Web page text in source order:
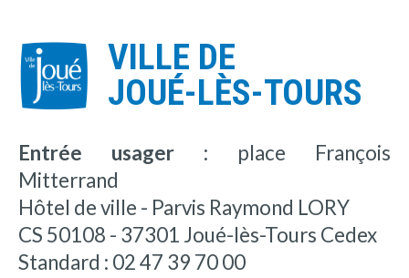
VILLE DE
JOUÉ-LÈS-TOURS
Entrée usager : place François
Mitterrand
Hôtel de ville - Parvis Raymond LORY
CS 50108 - 37301 Joué-lès-Tours Cedex
Standard : 02 47 39 70 00